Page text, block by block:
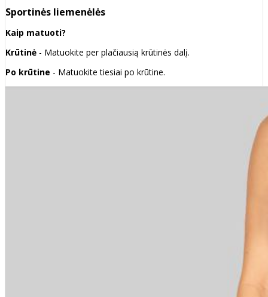
Sportinės liemenėlės
Kaip matuoti?
Krūtinė - Matuokite per plačiausią krūtinės dalį.
Po krūtine - Matuokite tiesiai po krūtine.